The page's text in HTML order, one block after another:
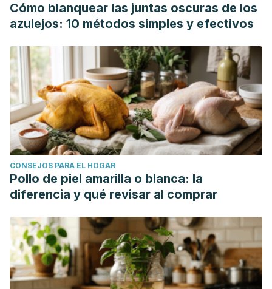
Cómo blanquear las juntas oscuras de los
azulejos: 10 métodos simples y efectivos
CONSEJOS PARA EL HOGAR
Pollo de piel amarilla o blanca: la
diferencia y qué revisar al comprar